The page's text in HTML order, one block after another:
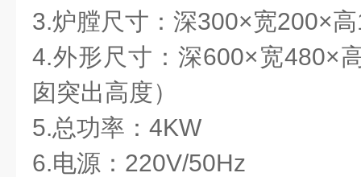
3.炉膛尺寸：深300×宽200×
4.外形尺寸：深600×宽480×
囱突出高度）
5.总功率：4KW
6.电源：220V/50Hz